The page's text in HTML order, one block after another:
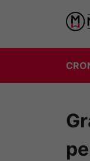
contenuto